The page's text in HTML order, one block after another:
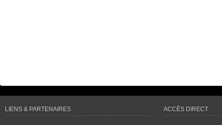
LIENS & PARTENAIRES ACCÈS DIRECT